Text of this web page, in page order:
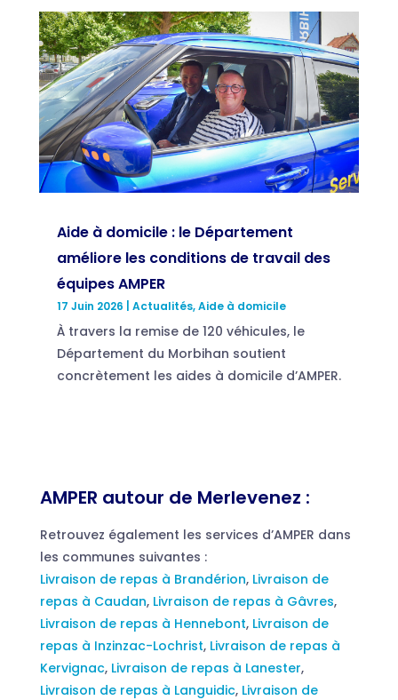
Aide à domicile : le Département
améliore les conditions de travail des
équipes AMPER
17 Juin 2026 Actualités,Aide à domicile
À travers la remise de 120 véhicules, le
Département du Morbihan soutient
concrètement les aides à domicile d’AMPER.
AMPER autour de Merlevenez :
Retrouvez également les services d’AMPER dans
les communes suivantes :
Livraison de repas à Brandérion, Livraison de
repas à Caudan, Livraison de repas à Gâvres,
Livraison de repas à Hennebont, Livraison de
repas à Inzinzac-Lochrist, Livraison de repas à
Kervignac, Livraison de repas à Lanester,
Livraison de repas à Languidic, Livraison de